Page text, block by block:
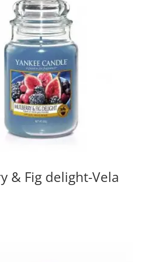
& Fig delight-Vela